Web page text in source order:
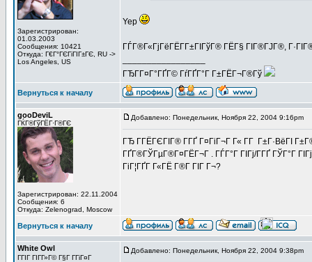
Зарегистрирован:
01.03.2003
Сообщения: 10421
Откуда: Г€Г°ГЄГіГІГ±ГЄ, RU ->
Los Angeles, US
Yep
ГЃГ®Г«ГјГёГЁГ­Г±ГІГўГ® ГЁГ§ ГІГ®ГЈГ®,
ГЂГ­Г¤Г°ГҐГ© ГѓГҐГ°Г Г±ГЁГ¬Г®Гў
Вернуться к началу
gooDeviL
ГЌГ®ГўГЁГ·Г®ГЄ
Зарегистрирован: 22.11.2004
Сообщения: 6
Откуда: Zelenograd, Moscow
Добавлено: Понедельник, Ноября 22, 2004 9:16pm
ГЂ Г­ГЁГЄГІГ® Г­ГҐ Г¤ГіГ¬Г Г« Г­Г Г±Г·ВёГІ
ГҐГ®ГЎГµГ®Г¤ГЁГ¬Г . ГЃГ°Г ГІГј/Г­ГҐ ГЎГ°Г
ГіГ¦ГҐГ­ Г«ГЁ Г®Г­ ГІГ Г¬?
Вернуться к началу
White Owl
ГГІГ ГІГ­Г»Г© Г§Г Г­ГіГ¤Г
Добавлено: Понедельник, Ноября 22, 2004 9:38pm